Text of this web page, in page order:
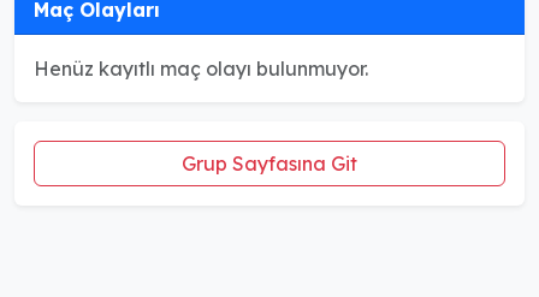
Maç Olayları
Henüz kayıtlı maç olayı bulunmuyor.
Grup Sayfasına Git